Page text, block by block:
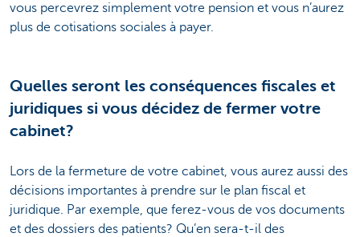
vous percevrez simplement votre pension et vous n’aurez
plus de cotisations sociales à payer.
Quelles seront les conséquences fiscales et
juridiques si vous décidez de fermer votre
cabinet?
Lors de la fermeture de votre cabinet, vous aurez aussi des
décisions importantes à prendre sur le plan fiscal et
juridique. Par exemple, que ferez-vous de vos documents
et des dossiers des patients? Qu’en sera-t-il des